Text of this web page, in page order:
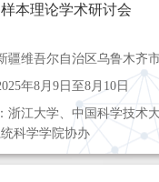
样本理论学术研讨会
维吾尔自治区乌鲁木齐
年8月9日至8月10日
江大学、中国科学技术
科学学院协办